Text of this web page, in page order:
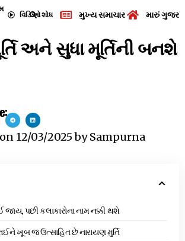
વિડિઓશોધ મુખ્ય સમાચાર મારું
અને સુધા મૂર્તિની બનશે
12/03/2025bySampurna
જાય, પછી કલાકારોના નામ નક્કી થશે
ખૂબ જ ઉત્સાહિત છે નારાયણ મુર્તિ